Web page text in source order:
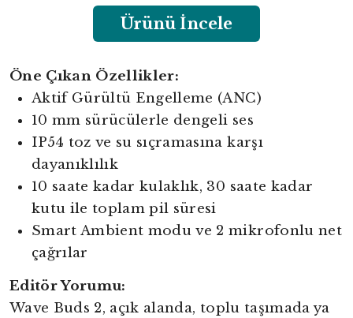
Ürünü İncele
Öne Çıkan Özellikler:
Aktif Gürültü Engelleme (ANC)
10 mm sürücülerle dengeli ses
IP54 toz ve su sıçramasına karşı
dayanıklılık
10 saate kadar kulaklık, 30 saate kadar
kutu ile toplam pil süresi
Smart Ambient modu ve 2 mikrofonlu net
çağrılar
Editör Yorumu:
Wave Buds 2, açık alanda, toplu taşımada ya